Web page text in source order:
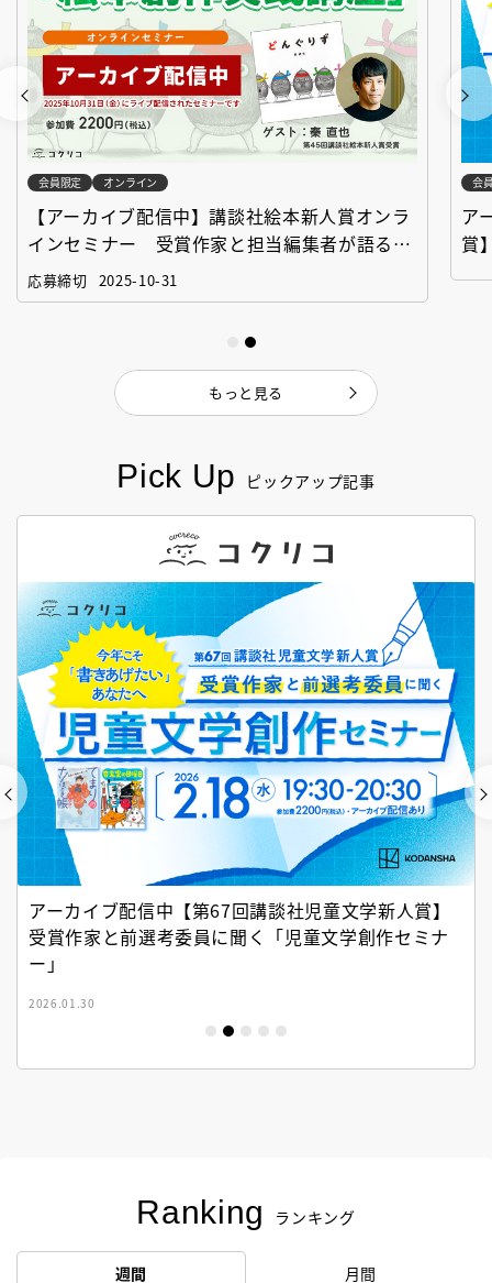
Pick Up ピックアップ記事
アーカイブ配信中【第67回講談社児童文学新人賞】
受賞作家と前選考委員に聞く「児童文学創作セミナ
ー」
2026.01.30
Ranking ランキング
週間 月間
会員限定 オンライン
【アーカイブ配信中】講談社絵本新人賞オンラ
インセミナー 受賞作家と担当編集者が語る
「絵本創作実践講座」
応募締切 2025-10-31
会
ア
賞
もっと見る